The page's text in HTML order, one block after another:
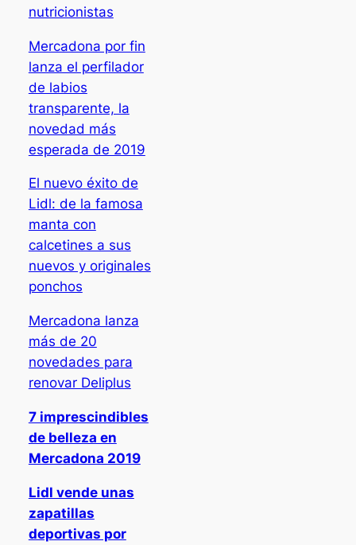
nutricionistas
Mercadona por fin
lanza el perfilador
de labios
transparente, la
novedad más
esperada de 2019
El nuevo éxito de
Lidl: de la famosa
manta con
calcetines a sus
nuevos y originales
ponchos
Mercadona lanza
más de 20
novedades para
renovar Deliplus
7 imprescindibles
de belleza en
Mercadona 2019
Lidl vende unas
zapatillas
deportivas por